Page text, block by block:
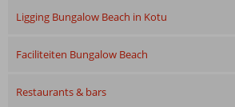
Ligging Bungalow Beach in Kotu
Faciliteiten Bungalow Beach
Restaurants & bars